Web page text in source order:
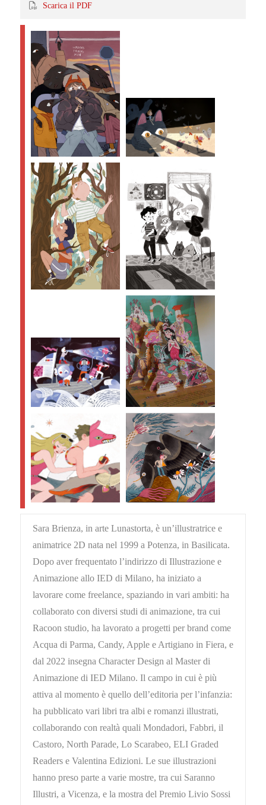
Scarica il PDF
Sara Brienza, in arte Lunastorta, è un’illustratrice e
animatrice 2D nata nel 1999 a Potenza, in Basilicata.
Dopo aver frequentato l’indirizzo di Illustrazione e
Animazione allo IED di Milano, ha iniziato a
lavorare come freelance, spaziando in vari ambiti: ha
collaborato con diversi studi di animazione, tra cui
Racoon studio, ha lavorato a progetti per brand come
Acqua di Parma, Candy, Apple e Artigiano in Fiera, e
dal 2022 insegna Character Design al Master di
Animazione di IED Milano. Il campo in cui è più
attiva al momento è quello dell’editoria per l’infanzia:
ha pubblicato vari libri tra albi e romanzi illustrati,
collaborando con realtà quali Mondadori, Fabbri, il
Castoro, North Parade, Lo Scarabeo, ELI Graded
Readers e Valentina Edizioni. Le sue illustrazioni
hanno preso parte a varie mostre, tra cui Saranno
Illustri, a Vicenza, e la mostra del Premio Livio Sossi